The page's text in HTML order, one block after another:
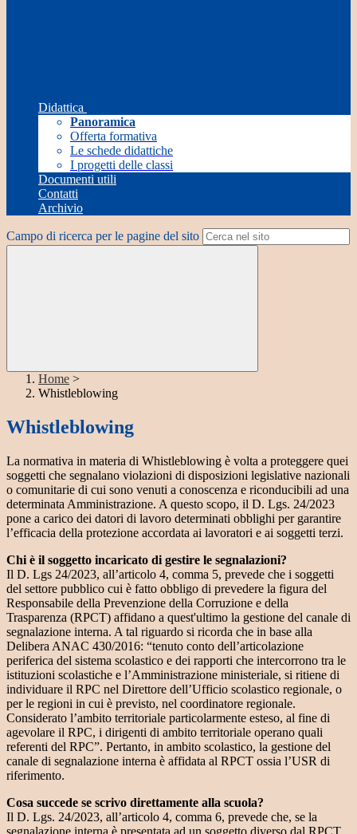
Didattica
Panoramica
Offerta formativa
Le schede didattiche
I progetti delle classi
Documenti utili
Contatti
Archivio
Campo di ricerca per le pagine del sito
Home >
Whistleblowing
Whistleblowing
La normativa in materia di Whistleblowing è volta a proteggere quei
soggetti che segnalano violazioni di disposizioni legislative nazionali
o comunitarie di cui sono venuti a conoscenza e riconducibili ad una
determinata Amministrazione. A questo scopo, il D. Lgs. 24/2023
pone a carico dei datori di lavoro determinati obblighi per garantire
l’efficacia della protezione accordata ai lavoratori e ai soggetti terzi.
Chi è il soggetto incaricato di gestire le segnalazioni?
Il D. Lgs 24/2023, all’articolo 4, comma 5, prevede che i soggetti
del settore pubblico cui è fatto obbligo di prevedere la figura del
Responsabile della Prevenzione della Corruzione e della
Trasparenza (RPCT) affidano a quest'ultimo la gestione del canale di
segnalazione interna. A tal riguardo si ricorda che in base alla
Delibera ANAC 430/2016: “tenuto conto dell’articolazione
periferica del sistema scolastico e dei rapporti che intercorrono tra le
istituzioni scolastiche e l’Amministrazione ministeriale, si ritiene di
individuare il RPC nel Direttore dell’Ufficio scolastico regionale, o
per le regioni in cui è previsto, nel coordinatore regionale.
Considerato l’ambito territoriale particolarmente esteso, al fine di
agevolare il RPC, i dirigenti di ambito territoriale operano quali
referenti del RPC”. Pertanto, in ambito scolastico, la gestione del
canale di segnalazione interna è affidata al RPCT ossia l’USR di
riferimento.
Cosa succede se scrivo direttamente alla scuola?
Il D. Lgs. 24/2023, all’articolo 4, comma 6, prevede che, se la